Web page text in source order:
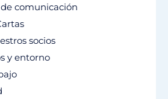
comunicación
socios
y entorno